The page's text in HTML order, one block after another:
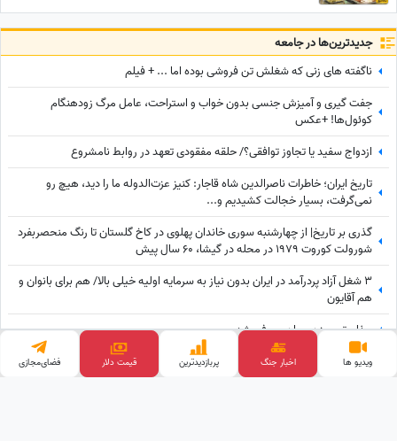
جدید‌ترین‌ها در جامعه
ناگفته های زنی که شغلش تن فروشی بوده اما ... + فیلم
جفت گیری و آمیزش جنسی بدون خواب و استراحت، عامل مرگ زودهنگام
کوئول‌ها! +عکس
ازدواج سفید یا تجاوز توافقی؟/ حلقه مفقودی تعهد در روابط نامشروع
تاریخ ایران؛ خاطرات ناصرالدین شاه قاجار: کنیز عزت‌الدوله ما را دید، هیچ رو
نمی‌گرفت، بسیار خجالت کشیدیم و...
گذری بر تاریخ| از چهارشنبه سوری خاندان پهلوی در کاخ گلستان تا رنگ منحصربفرد
شورولت کوروت 1979 در محله در گیشا، 60 سال پیش
3 شغل آزاد پردرآمد در ایران بدون نیاز به سرمایه اولیه خیلی بالا/ هم برای بانوان و
هم آقایون
جذاب‌ترین زن جهان معرفی شد
خلاقیت هوشمندانه قصاب اهوازی برای جذب مشتری مرزهای خلاقیت را جابه جا
کرد/ مغزشو باید طلا گرفت +عکس
ویدیو ها اخبار جنگ پربازدید‌ترین قیمت دلار فضای‌مجازی